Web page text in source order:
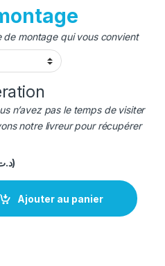
de montage qui vous convient
n’avez pas le temps de visiter
notre livreur pour récupérer
)
Ajouter au panier